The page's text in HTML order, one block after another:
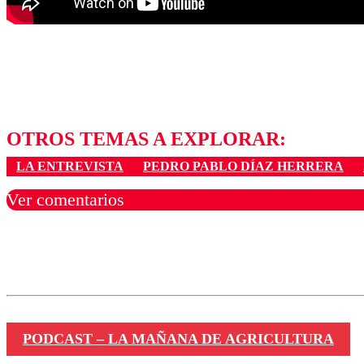
OTROS TEMAS A EXPLORAR:
LA ENTREVISTA PEDRO PABLO DÍAZ HERRERA
Ver comentarios
PODCAST – LA MAÑANA DE AGRICULTURA